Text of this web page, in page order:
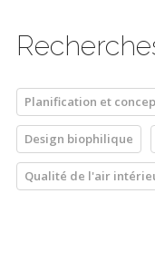
Planification et
Design biophilique
Qualité de l'air